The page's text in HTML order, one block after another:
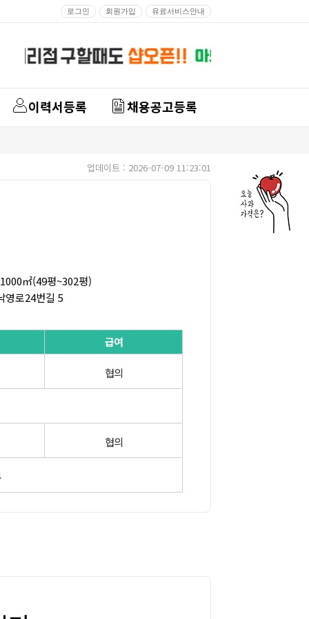
로그인 회원가입 유료서비스안내
이력서등록 채용공고등록
업데이트 : 2026-07-09 11:23:01
㎡(49평~302평)
영로24번길 5
급여
협의
협의